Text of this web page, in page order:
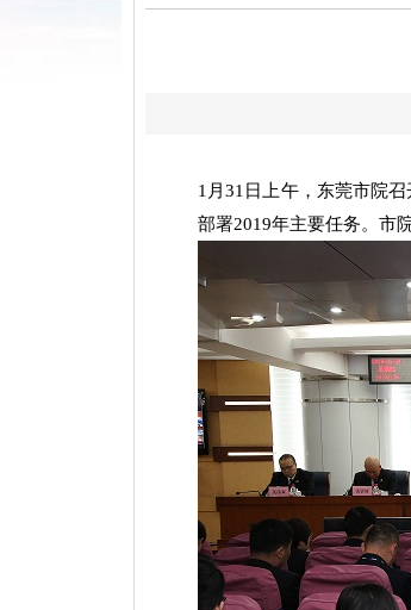
1月31日上午，东莞市院
部署2019年主要任务。市